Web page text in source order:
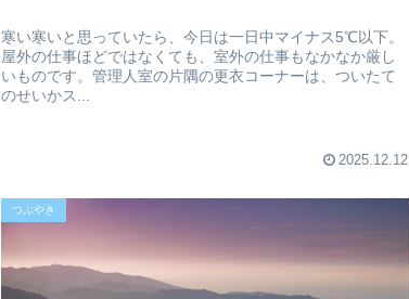
寒い寒いと思っていたら、今日は一日中マイナス5℃以下。
屋外の仕事ほどではなくても、室外の仕事もなかなか厳し
いものです。管理人室の片隅の更衣コーナーは、ついたて
のせいかス...
2025.12.12
つぶやき